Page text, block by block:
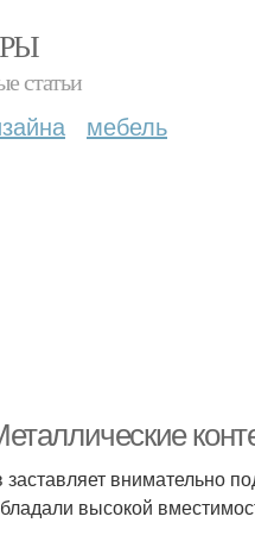
статьи
мебель
внимательно
высокой